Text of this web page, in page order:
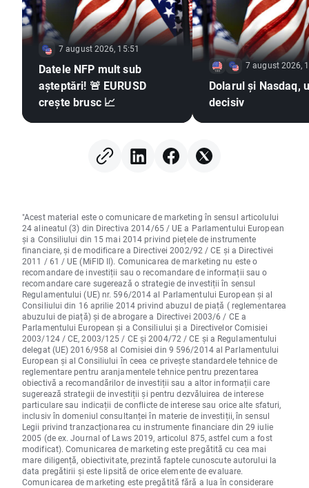
7 august 2026, 15:51
Datele NFP mult sub
așteptări! 🚨 EURUSD
crește brusc 📈
7 august 2026,
Dolarul și Nasdaq,
decisiv
"Acest material este o comunicare de marketing în sensul articolului
24 alineatul (3) din Directiva 2014/65 / UE a Parlamentului European
și a Consiliului din 15 mai 2014 privind piețele de instrumente
financiare, și de modificare a Directivei 2002/92 / CE și a Directivei
2011 / 61 / UE (MiFID II). Comunicarea de marketing nu este o
recomandare de investiții sau o recomandare de informații sau o
recomandare care sugerează o strategie de investiții în sensul
Regulamentului (UE) nr. 596/2014 al Parlamentului European și al
Consiliului din 16 aprilie 2014 privind abuzul de piață ( reglementarea
abuzului de piață) și de abrogare a Directivei 2003/6 / CE a
Parlamentului European și a Consiliului și a Directivelor Comisiei
2003/124 / CE, 2003/125 / CE și 2004/72 / CE și a Regulamentului
delegat (UE) 2016/958 al Comisiei din 9 596/2014 al Parlamentului
European și al Consiliului în ceea ce privește standardele tehnice de
reglementare pentru aranjamentele tehnice pentru prezentarea
obiectivă a recomandărilor de investiții sau a altor informații care
sugerează strategii de investiții și pentru dezvăluirea de interese
particulare sau indicații de conflicte de interese sau orice alte sfaturi,
inclusiv în domeniul consultanței în materie de investiții, în sensul
Legii privind tranzacționarea cu instrumente financiare din 29 iulie
2005 (de ex. Journal of Laws 2019, articolul 875, astfel cum a fost
modificat). Comunicarea de marketing este pregătită cu cea mai
mare diligență, obiectivitate, prezintă faptele cunoscute autorului la
data pregătirii și este lipsită de orice elemente de evaluare.
Comunicarea de marketing este pregătită fără a lua în considerare